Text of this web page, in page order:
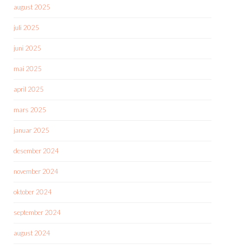
august 2025
juli 2025
juni 2025
mai 2025
april 2025
mars 2025
januar 2025
desember 2024
november 2024
oktober 2024
september 2024
august 2024